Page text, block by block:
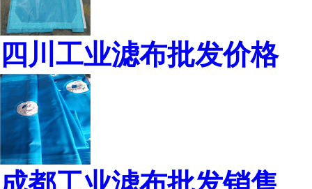
四川工业滤布批发价格